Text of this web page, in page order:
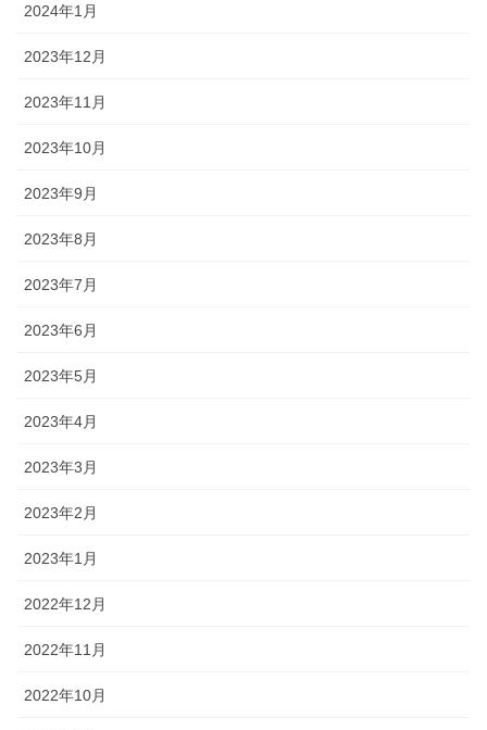
2024年1月
2023年12月
2023年11月
2023年10月
2023年9月
2023年8月
2023年7月
2023年6月
2023年5月
2023年4月
2023年3月
2023年2月
2023年1月
2022年12月
2022年11月
2022年10月